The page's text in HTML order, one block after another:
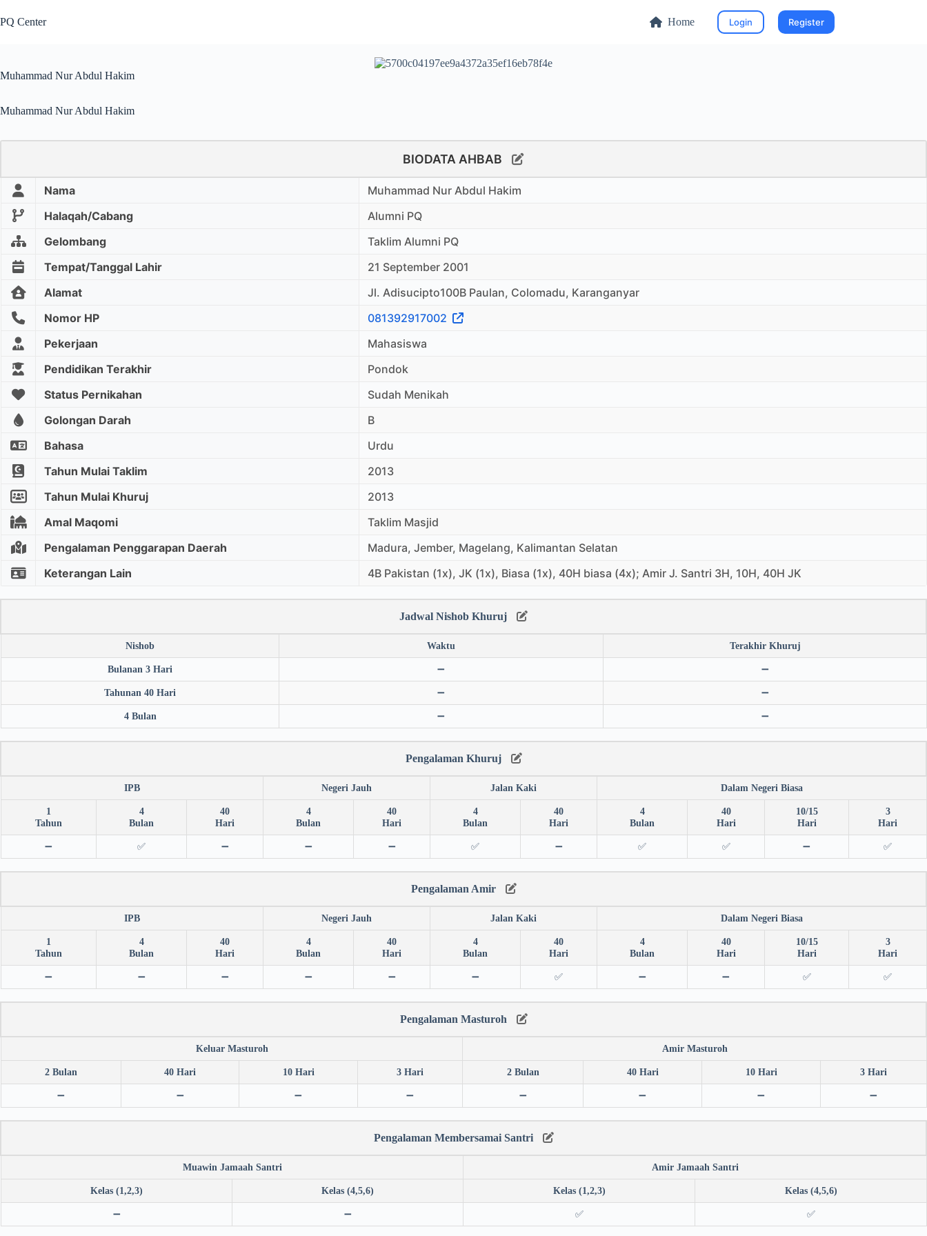
PQ Center Home Login Register
Muhammad Nur Abdul Hakim
Muhammad Nur Abdul Hakim
BIODATA AHBAB
Nama
Muhammad Nur Abdul Hakim
Halaqah/Cabang
Alumni PQ
Gelombang
Taklim Alumni PQ
Tempat/Tanggal Lahir
21 September 2001
Alamat
Jl. Adisucipto100B Paulan, Colomadu, Karanganyar
Nomor HP
081392917002
Pekerjaan
Mahasiswa
Pendidikan Terakhir
Pondok
Status Pernikahan
Sudah Menikah
Golongan Darah
B
Bahasa
Urdu
Tahun Mulai Taklim
2013
Tahun Mulai Khuruj
2013
Amal Maqomi
Taklim Masjid
Pengalaman Penggarapan Daerah
Madura, Jember, Magelang, Kalimantan Selatan
Keterangan Lain
4B Pakistan (1x), JK (1x), Biasa (1x), 40H biasa (4x); Amir J. Santri 3H, 10H, 40H JK
Jadwal Nishob Khuruj
Nishob Waktu Terakhir Khuruj
Bulanan 3 Hari ➖ ➖
Tahunan 40 Hari ➖ ➖
4 Bulan ➖ ➖
Pengalaman Khuruj
IPB Negeri Jauh Jalan Kaki Dalam Negeri Biasa
1
Tahun
4
Bulan
40
Hari
4
Bulan
40
Hari
4
Bulan
40
Hari
4
Bulan
40
Hari
10/15
Hari
3
Hari
➖ ✅ ➖ ➖ ➖ ✅ ➖ ✅ ✅ ➖ ✅
Pengalaman Amir
IPB Negeri Jauh Jalan Kaki Dalam Negeri Biasa
1
Tahun
4
Bulan
40
Hari
4
Bulan
40
Hari
4
Bulan
40
Hari
4
Bulan
40
Hari
10/15
Hari
3
Hari
➖ ➖ ➖ ➖ ➖ ➖ ✅ ➖ ➖ ✅ ✅
Pengalaman Masturoh
Keluar Masturoh Amir Masturoh
2 Bulan 40 Hari 10 Hari 3 Hari 2 Bulan 40 Hari 10 Hari 3 Hari
➖ ➖ ➖ ➖ ➖ ➖ ➖ ➖
Pengalaman Membersamai Santri
Muawin Jamaah Santri Amir Jamaah Santri
Kelas (1,2,3) Kelas (4,5,6) Kelas (1,2,3) Kelas (4,5,6)
➖ ➖ ✅ ✅